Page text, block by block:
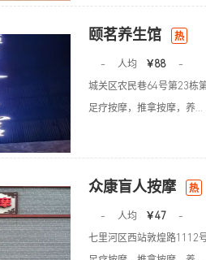
颐茗养生馆 热
- 人均 ￥88
-
城关区农民巷64号第23栋
足疗按摩，推拿按摩，养...
众康盲人按摩 热
- 人均 ￥47
-
七里河区西站敦煌路1112